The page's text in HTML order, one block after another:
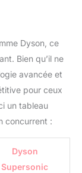
Dyson, ce
Bien qu’il ne
avancée et
pour ceux
un tableau
concurrent :
Dyson
Supersonic